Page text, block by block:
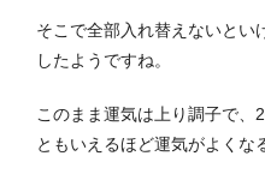
そこで全部入れ替えないとい
したようですね。
このまま運気は上り調子で
ともいえるほど運気がよくな